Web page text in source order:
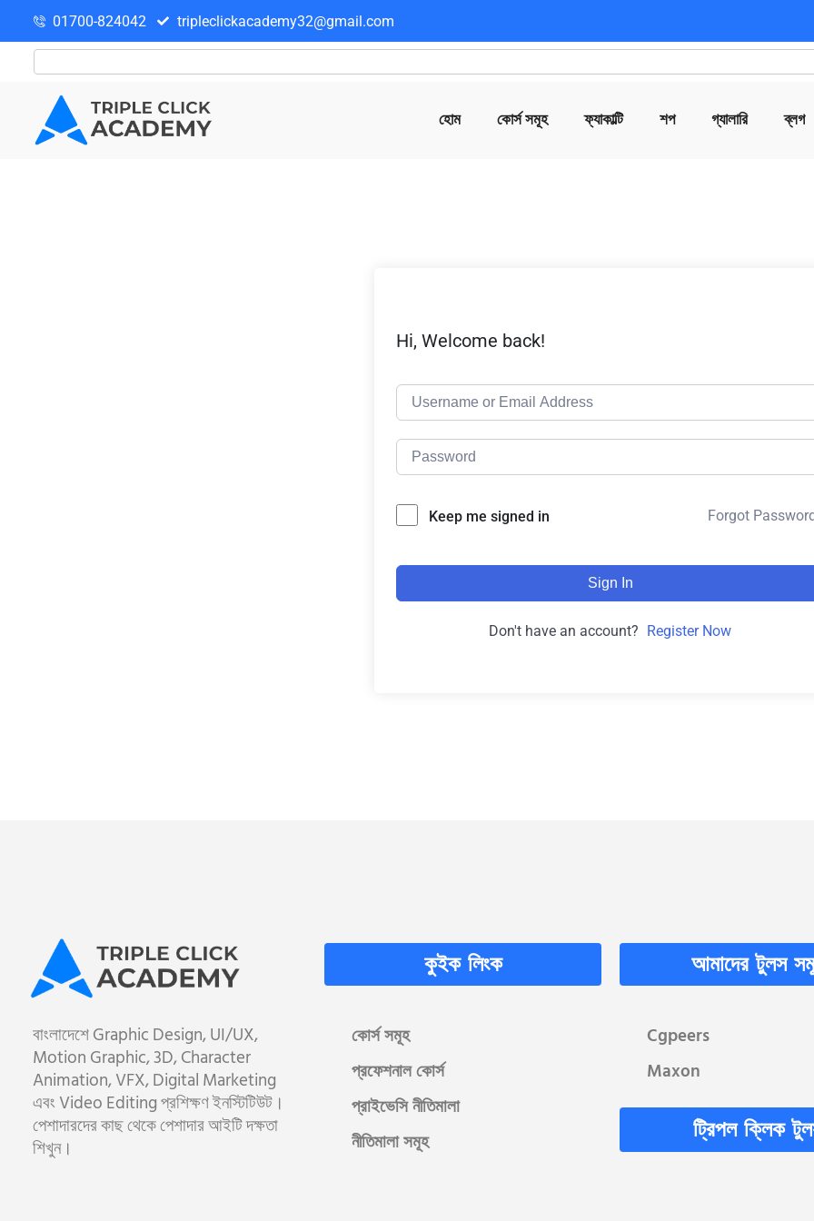
01700-824042 tripleclickacademy32@gmail.com
হোম কোর্স সমূহ ফ্যাকাল্টি শপ গ্যালারি ব্লগ
Hi, Welcome back!
Keep me signed in Forgot
Sign In
Don't have an account? Register Now
বাংলাদেশে Graphic Design, UI/UX,
Motion Graphic, 3D, Character
Animation, VFX, Digital Marketing
এবং Video Editing প্রশিক্ষণ ইনস্টিটিউট।
পেশাদারদের কাছ থেকে পেশাদার আইটি দক্ষতা
শিখুন।
কুইক লিংক
কোর্স সমূহ
প্রফেশনাল কোর্স
প্রাইভেসি নীতিমালা
নীতিমালা সমূহ
আমাদের টুলস
Cgpeers
Maxon
ট্রিপল ক্লিক